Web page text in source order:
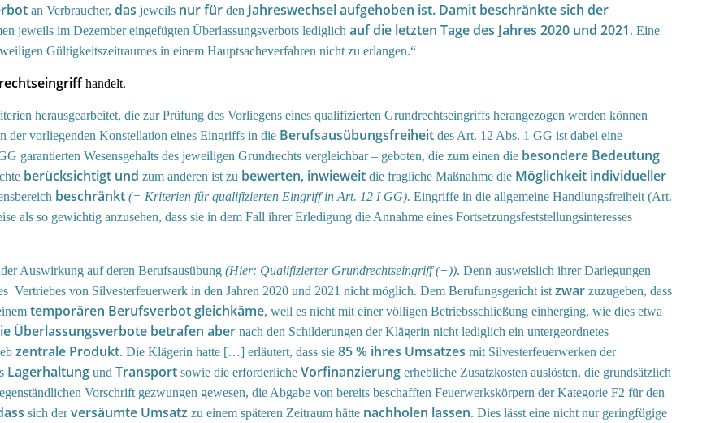
an Verbraucher, das jeweils nur für den Jahreswechsel aufgehoben ist. Damit beschränkte sich der
jeweils im Dezember eingefügten Überlassungsverbots lediglich auf die letzten Tage des Jahres 2020 und 2021 . Eine
Gültigkeitszeitraumes in einem Hauptsacheverfahren nicht zu erlangen.“
handelt.
herausgearbeitet, die zur Prüfung des Vorliegens eines qualifizierten Grundrechtseingriffs herangezogen werden können
der vorliegenden Konstellation eines Eingriffs in die Berufsausübungsfreiheit des Art. 12 Abs. 1 GG ist dabei eine
garantierten Wesensgehalts des jeweiligen Grundrechts vergleichbar – geboten, die zum einen die besondere Bedeutung
berücksichtigt und zum anderen ist zu bewerten, inwieweit die fragliche Maßnahme die Möglichkeit individueller
beschränkt (= Kriterien für qualifizierten Eingriff in Art. 12 I GG). Eingriffe in die allgemeine Handlungsfreiheit (Art.
als so gewichtig anzusehen, dass sie in dem Fall ihrer Erledigung die Annahme eines Fortsetzungsfeststellungsinteresses
Auswirkung auf deren Berufsausübung (Hier: Qualifizierter Grundrechtseingriff (+)). Denn ausweislich ihrer Darlegungen
Vertriebes von Silvesterfeuerwerk in den Jahren 2020 und 2021 nicht möglich. Dem Berufungsgericht ist zwar zuzugeben, dass
temporären Berufsverbotgleichkäme, weil es nicht mit einer völligen Betriebsschließung einherging, wie dies etwa
Überlassungsverbote betrafen aber nach den Schilderungen der Klägerin nicht lediglich ein untergeordnetes
zentrale Produkt. Die Klägerin hatte […] erläutert, dass sie 85 % ihres Umsatzes mit Silvesterfeuerwerken der
Lagerhaltung und Transport sowie die erforderliche Vorfinanzierung erhebliche Zusatzkosten auslösten, die grundsätzlich
Vorschrift gezwungen gewesen, die Abgabe von bereits beschafften Feuerwerkskörpern der Kategorie F2 für den
sich derversäumte Umsatz zu einem späteren Zeitraum hätte nachholen lassen. Dies lässt eine nicht nur geringfügige